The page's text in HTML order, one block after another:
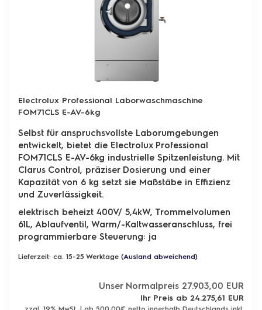
Electrolux Professional Laborwaschmaschine
FOM71CLS E-AV-6kg
Selbst für anspruchsvollste Laborumgebungen
entwickelt, bietet die Electrolux Professional
FOM71CLS E-AV-6kg industrielle Spitzenleistung. Mit
Clarus Control, präziser Dosierung und einer
Kapazität von 6 kg setzt sie Maßstäbe in Effizienz
und Zuverlässigkeit.
elektrisch beheizt 400V/ 5,4kW, Trommelvolumen
61L, Ablaufventil, Warm/-Kaltwasseranschluss, frei
programmierbare Steuerung: ja
Lieferzeit: ca. 15-25 Werktage (Ausland abweichend)
Unser Normalpreis 27.903,00 EUR
Ihr Preis ab 24.275,61 EUR